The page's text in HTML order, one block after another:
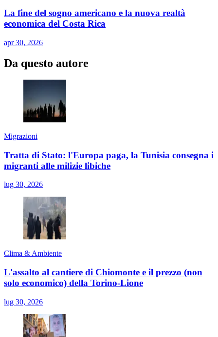
La fine del sogno americano e la nuova realtà
economica del Costa Rica
apr 30, 2026
Da questo autore
Migrazioni
Tratta di Stato: l'Europa paga, la Tunisia consegna i
migranti alle milizie libiche
lug 30, 2026
Clima & Ambiente
L'assalto al cantiere di Chiomonte e il prezzo (non
solo economico) della Torino-Lione
lug 30, 2026